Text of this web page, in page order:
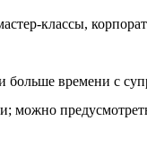
классы,
времени с